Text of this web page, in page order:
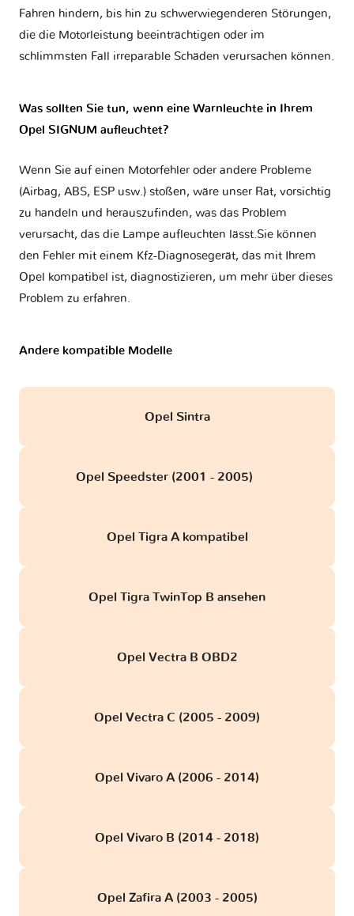
Fahren hindern, bis hin zu schwerwiegenderen Störungen,
die die Motorleistung beeinträchtigen oder im
schlimmsten Fall irreparable Schäden verursachen können.
Was sollten Sie tun, wenn eine Warnleuchte in Ihrem
Opel SIGNUM aufleuchtet?
Wenn Sie auf einen Motorfehler oder andere Probleme
(Airbag, ABS, ESP usw.) stoßen, wäre unser Rat, vorsichtig
zu handeln und herauszufinden, was das Problem
verursacht, das die Lampe aufleuchten lässt.Sie können
den Fehler mit einem Kfz-Diagnosegerät, das mit Ihrem
Opel kompatibel ist, diagnostizieren, um mehr über dieses
Problem zu erfahren.
Andere kompatible Modelle
Opel Sintra
Opel Speedster (2001 - 2005)
Opel Tigra A kompatibel
Opel Tigra TwinTop B ansehen
Opel Vectra B OBD2
Opel Vectra C (2005 - 2009)
Opel Vivaro A (2006 - 2014)
Opel Vivaro B (2014 - 2018)
Opel Zafira A (2003 - 2005)